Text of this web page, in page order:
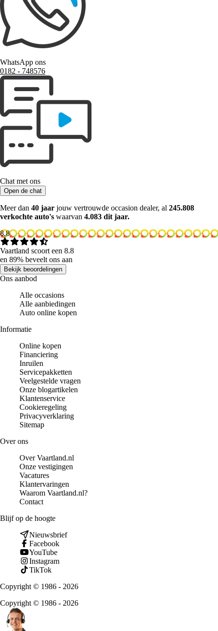
WhatsApp ons
0182 ‑ 748576
Chat met ons
Open de chat
Meer dan 40 jaar jouw vertrouwde occasion dealer, al 245.808
verkochte auto's waarvan 4.083 dit jaar.
8.8
Vaartland scoort een 8.8
en 89% beveelt ons aan
Bekijk beoordelingen
Ons aanbod
Alle occasions
Alle aanbiedingen
Auto online kopen
Informatie
Online kopen
Financiering
Inruilen
Servicepakketten
Veelgestelde vragen
Onze blogartikelen
Klantenservice
Cookieregeling
Privacyverklaring
Sitemap
Over ons
Over Vaartland.nl
Onze vestigingen
Vacatures
Klantervaringen
Waarom Vaartland.nl?
Contact
Blijf op de hoogte
Nieuwsbrief
Facebook
YouTube
Instagram
TikTok
Copyright © 1986 - 2026
Copyright © 1986 - 2026